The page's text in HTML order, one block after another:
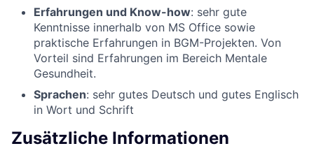
Erfahrungen und Know-how: sehr gute
Kenntnisse innerhalb von MS Office sowie
praktische Erfahrungen in BGM-Projekten. Von
Vorteil sind Erfahrungen im Bereich Mentale
Gesundheit.
Sprachen: sehr gutes Deutsch und gutes Englisch
in Wort und Schrift
Zusätzliche Informationen